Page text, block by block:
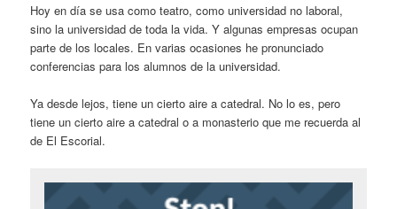
Hoy en día se usa como teatro, como universidad no laboral,
sino la universidad de toda la vida. Y algunas empresas ocupan
parte de los locales. En varias ocasiones he pronunciado
conferencias para los alumnos de la universidad.
Ya desde lejos, tiene un cierto aire a catedral. No lo es, pero
tiene un cierto aire a catedral o a monasterio que me recuerda al
de El Escorial.